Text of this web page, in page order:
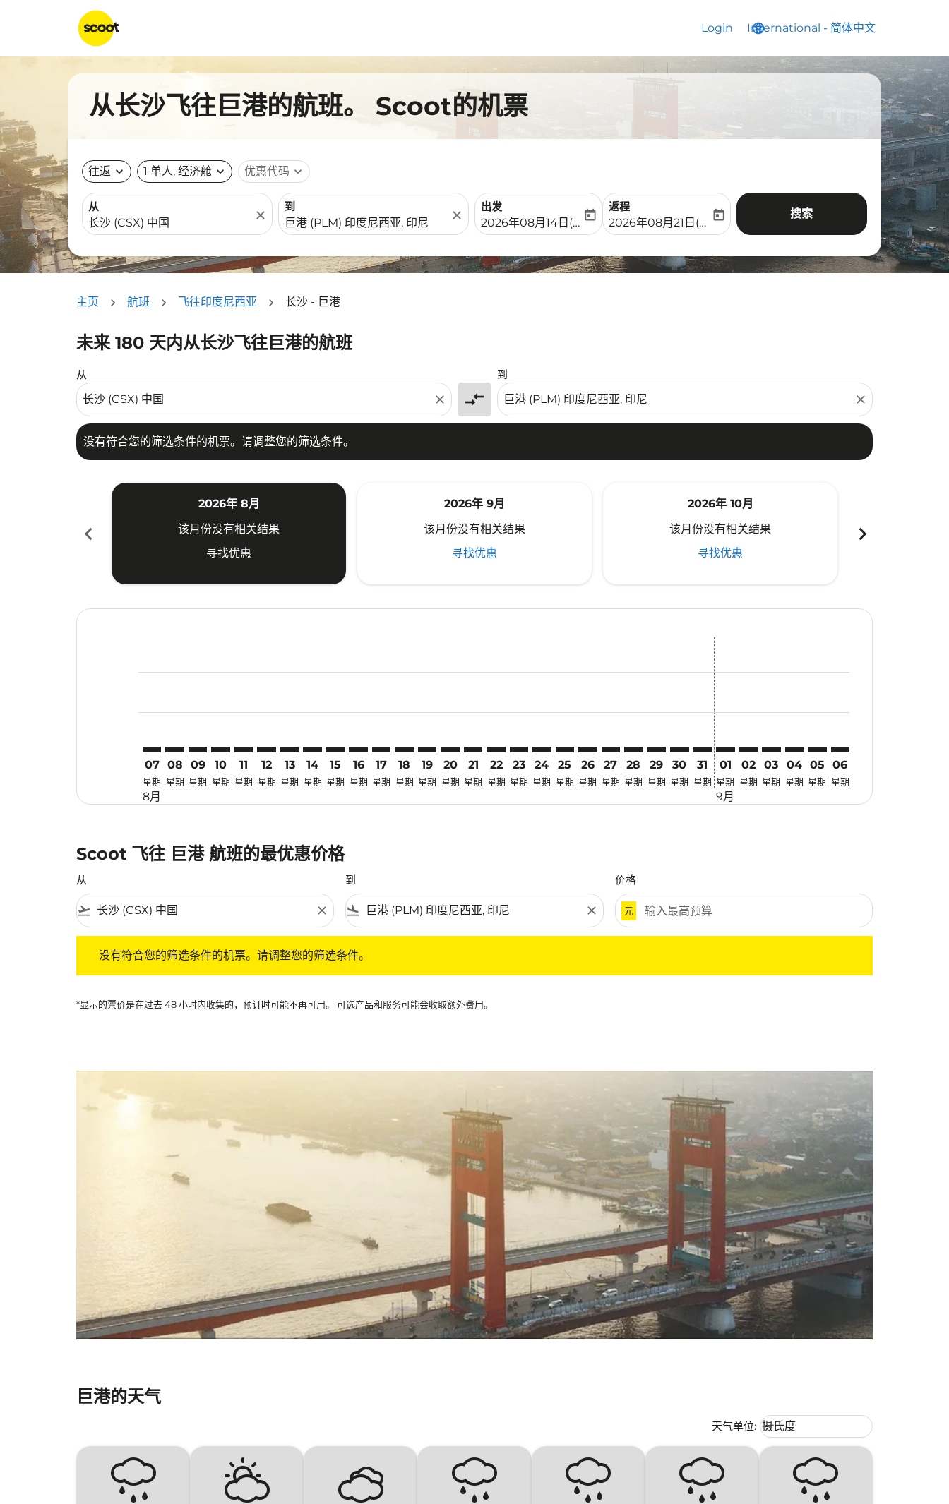
Login language
International - 简体中文
keyboard_arrow_down
从长沙飞往巨港的航班。 Scoot的机票
往返 expand_more 1 单人, 经济舱 expand_more 优惠代码 expand_more
从
close
到
close
出发
fc-booking-departure-date-aria-label
2026年08月14日(周五)
today
返程
fc-booking-return-date-aria-label
2026年08月21日(周五)
today 搜索
主页 航班 飞往印度尼西亚 长沙 - 巨港
未来 180 天内从长沙飞往巨港的航班
从
close compare_arrows
到
close
没有符合您的筛选条件的机票。请调整您的筛选条件。
没有符合您的筛选条件的机票。请调整您的筛选条件。
chevron_left
2026年 8月
该月份没有相关结果
寻找优惠
2026年 9月
该月份没有相关结果
寻找优惠
2026年 10月
该月份没有相关结果
寻找优惠
chevron_right
07
星期
8月
08
星期
09
星期
10
星期
11
星期
12
星期
13
星期
14
星期
15
星期
16
星期
17
星期
18
星期
19
星期
20
星期
21
星期
CSX–PLM: cmp-view-offers-disclaimer. 寻找优惠
22
星期
CSX–PLM: cmp-view-offers-disclaimer. 寻找优惠
23
星期
CSX–PLM: cmp-view-offers-disclaimer. 寻找优惠
24
星期
CSX–PLM: cmp-view-offers-disclaimer. 寻找优惠
25
星期
CSX–PLM: cmp-view-offers-disclaimer. 寻找优惠
26
星期
CSX–PLM: cmp-view-offers-disclaimer. 寻找优惠
27
星期
CSX–PLM: cmp-view-offers-disclaimer. 寻找优惠
28
星期
CSX–PLM: cmp-view-offers-disclaimer. 寻找优惠
29
星期
CSX–PLM: cmp-view-offers-disclaimer. 寻找优惠
30
星期
CSX–PLM: cmp-view-offers-disclaimer. 寻找优惠
31
星期
01
星期
9月
02
星期
03
星期
04
星期
05
星期
06
星期
Scoot 飞往 巨港 航班的最优惠价格
从
flight_takeoff close
到
flight_land close
价格
元
没有符合您的筛选条件的机票。请调整您的筛选条件。
*显示的票价是在过去 48 小时内收集的，预订时可能不再可用。 可选产品和服务可能会收取额外费用。
巨港的天气
天气单位: Weather unit option 摄氏度
摄氏度
keyboard_arrow_down